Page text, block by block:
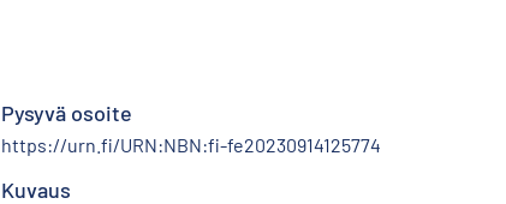
Pysyvä osoite
https://urn.fi/URN:NBN:fi-fe20230914125774
Kuvaus